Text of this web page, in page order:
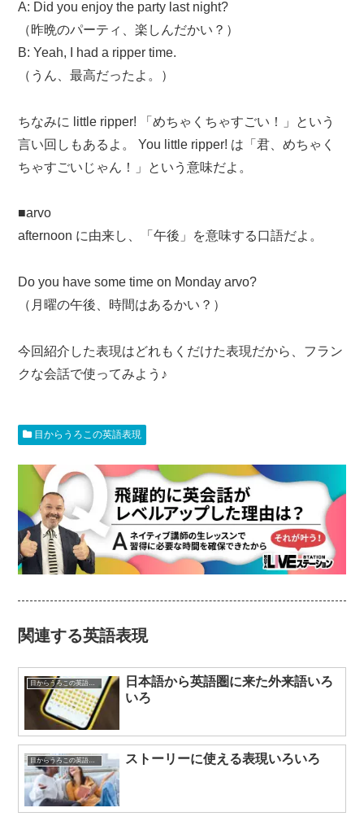
A: Did you enjoy the party last night?
（昨晩のパーティ、楽しんだかい？）
B: Yeah, I had a ripper time.
（うん、最高だったよ。）
ちなみに little ripper! 「めちゃくちゃすごい！」という
言い回しもあるよ。 You little ripper! は「君、めちゃく
ちゃすごいじゃん！」という意味だよ。
■arvo
afternoon に由来し、「午後」を意味する口語だよ。
Do you have some time on Monday arvo?
（月曜の午後、時間はあるかい？）
今回紹介した表現はどれもくだけた表現だから、フラン
クな会話で使ってみよう♪
目からうろこの英語表現
関連する英語表現
目からうろこの英語表現
日本語から英語圏に来た外来語いろ
いろ
目からうろこの英語表現 ストーリーに使える表現いろいろ